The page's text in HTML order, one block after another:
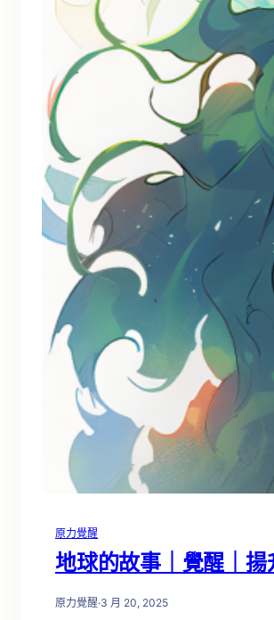
原力覺醒
地球的故事｜覺醒｜揚
原力覺醒·3 月 20, 2025